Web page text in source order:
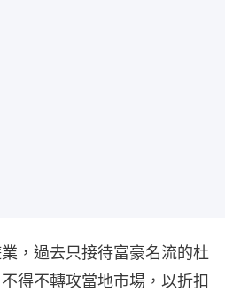
，過去只接待富豪名流的杜
得不轉攻當地市場，以折扣